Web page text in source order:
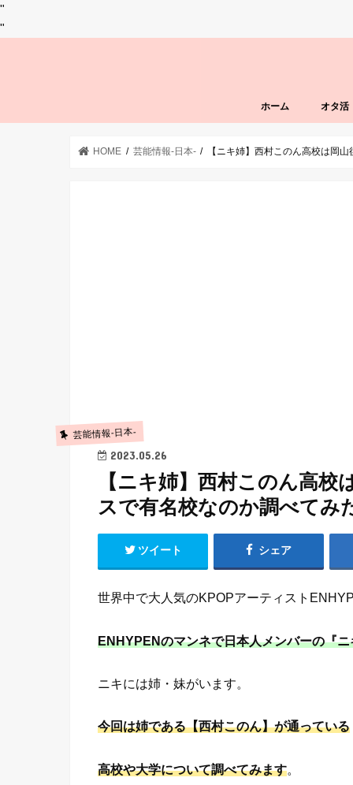
"
"
ホーム オタ活
HOME 芸能情報-日本- 【ニキ姉】西村このん高校は岡
芸能情報-日本-
2023.05.26
【ニキ姉】西村このん高
スで有名校なのか調べてみ
ツイート シェア
世界中で大人気のKPOPアーティスト
ENHYPENのマンネで日本人メンバーの『ニ
ニキには姉・妹がいます。
今回は姉である【西村このん】が通っている
高校や大学について調べてみます。